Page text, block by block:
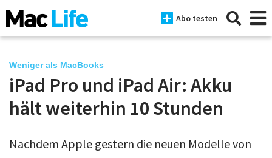
Abo testen
News
Mac
Weniger als MacBooks
iPad Pro und iPad Air: Akku
hält weiterhin 10 Stunden
Nachdem Apple gestern die neuen Modelle von